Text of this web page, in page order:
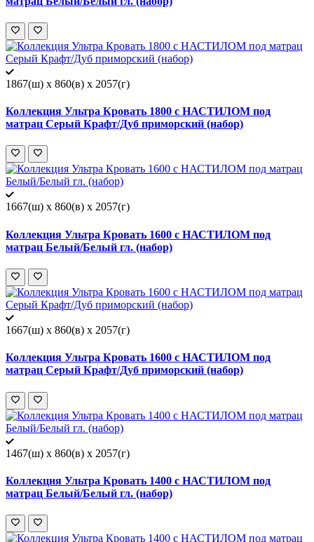
1867(ш) x 860(в) x 2057(г)
Коллекция Ультра Кровать 1800 с НАСТИЛОМ под
матрац Серый Крафт/Дуб приморский (набор)
1667(ш) x 860(в) x 2057(г)
Коллекция Ультра Кровать 1600 с НАСТИЛОМ под
матрац Белый/Белый гл. (набор)
1667(ш) x 860(в) x 2057(г)
Коллекция Ультра Кровать 1600 с НАСТИЛОМ под
матрац Серый Крафт/Дуб приморский (набор)
1467(ш) x 860(в) x 2057(г)
Коллекция Ультра Кровать 1400 с НАСТИЛОМ под
матрац Белый/Белый гл. (набор)